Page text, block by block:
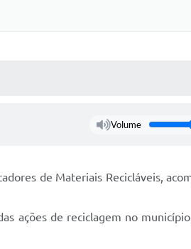
Volume
de Materiais Recicláveis,
ações de reciclagem no